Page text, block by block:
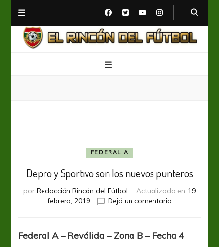
FEDERAL A
Depro y Sportivo son los nuevos punteros
por Redacción Rincón del Fútbol Actualizado en 19
febrero, 2019
Dejá un comentario
Sportivo
son
Federal A – Reválida – Zona B – Fecha 4